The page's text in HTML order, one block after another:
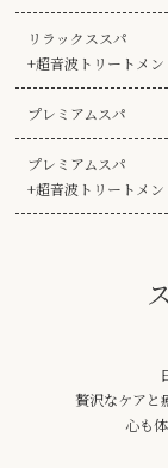
リラックススパ
+超音波トリートメン
プレミアムスパ
プレミアムスパ
+超音波トリートメン
贅沢なケアと
心も